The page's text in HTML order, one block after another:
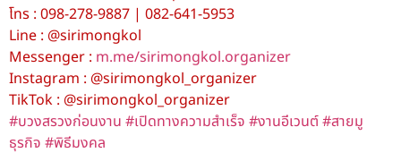
โทร : 098-278-9887 | 082-641-5953
Line : @sirimongkol
Messenger : m.me/sirimongkol.organizer
Instagram : @sirimongkol_organizer
TikTok : @sirimongkol_organizer
#บวงสรวงก่อนงาน #เปิดทางความสำเร็จ #งานอีเวนต์#สายมู
ธุรกิจ #พิธีมงคล